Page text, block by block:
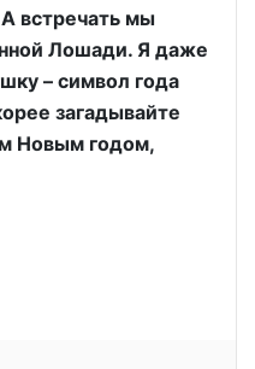
встречать мы
Лошади. Я даже
– символ года
загадывайте
Новым годом,